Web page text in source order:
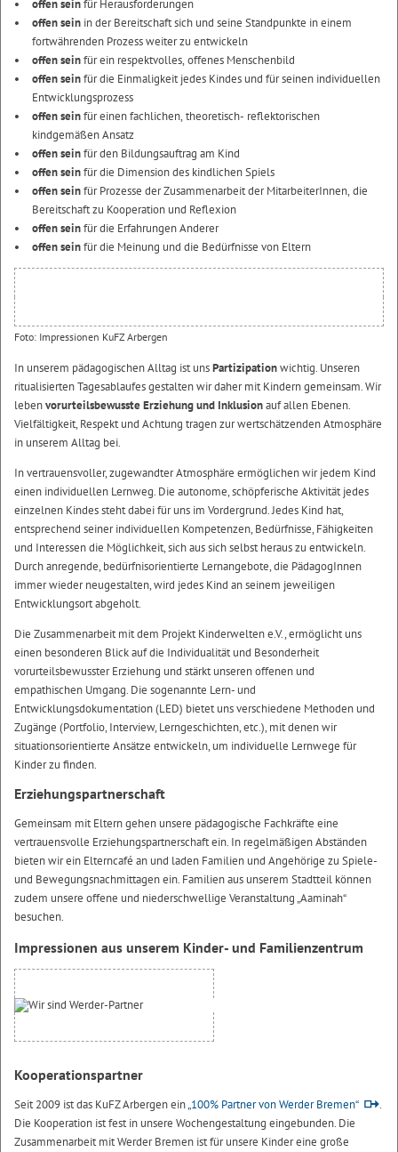
offen seinfür Herausforderungen
offen sein in der Bereitschaft sich und seine Standpunkte in einem
fortwährenden Prozess weiter zu entwickeln
offen seinfür ein respektvolles, offenes Menschenbild
offen seinfür die Einmaligkeit jedes Kindes und für seinen individuellen
Entwicklungsprozess
offen seinfür einen fachlichen, theoretisch- reflektorischen
kindgemäßen Ansatz
offen seinfür den Bildungsauftrag am Kind
offen seinfür die Dimension des kindlichen Spiels
offen seinfür Prozesse der Zusammenarbeit der MitarbeiterInnen, die
Bereitschaft zu Kooperation und Reflexion
offen seinfür die Erfahrungen Anderer
offen seinfür die Meinung und die Bedürfnisse von Eltern
Foto: Impressionen KuFZ Arbergen
In unserem pädagogischen Alltag ist unsPartizipationwichtig. Unseren
ritualisierten Tagesablaufes gestalten wir daher mit Kindern gemeinsam. Wir
lebenvorurteilsbewusste Erziehung und Inklusionauf allen Ebenen.
Vielfältigkeit, Respekt und Achtung tragen zur wertschätzenden Atmosphäre
in unserem Alltag bei.
In vertrauensvoller, zugewandter Atmosphäre ermöglichen wir jedem Kind
einen individuellen Lernweg. Die autonome, schöpferische Aktivität jedes
einzelnen Kindes steht dabei für uns im Vordergrund. Jedes Kind hat,
entsprechend seiner individuellen Kompetenzen, Bedürfnisse, Fähigkeiten
und Interessen die Möglichkeit, sich aus sich selbst heraus zu entwickeln.
Durch anregende, bedürfnisorientierte Lernangebote, die PädagogInnen
immer wieder neugestalten, wird jedes Kind an seinem jeweiligen
Entwicklungsort abgeholt.
Die Zusammenarbeit mit dem Projekt Kinderwelten e.V., ermöglicht uns
einen besonderen Blick auf die Individualität und Besonderheit
vorurteilsbewusster Erziehung und stärkt unseren offenen und
empathischen Umgang. Die sogenannte Lern- und
Entwicklungsdokumentation (LED) bietet uns verschiedene Methoden und
Zugänge (Portfolio, Interview, Lerngeschichten, etc.), mit denen wir
situationsorientierte Ansätze entwickeln, um individuelle Lernwege für
Kinder zu finden.
Erziehungspartnerschaft
Gemeinsam mit Eltern gehen unsere pädagogische Fachkräfte eine
vertrauensvolle Erziehungspartnerschaft ein. In regelmäßigen Abständen
bieten wir ein Elterncafé an und laden Familien und Angehörige zu Spiele-
und Bewegungsnachmittagen ein. Familien aus unserem Stadtteil können
zudem unsere offene und niederschwellige Veranstaltung „Aaminah“
besuchen.
Impressionen aus unserem Kinder- und Familienzentrum
Kooperationspartner
Seit 2009 ist das KuFZ Arbergen ein„100% Partner von Werder Bremen“
.
Die Kooperation ist fest in unsere Wochengestaltung eingebunden. Die
Zusammenarbeit mit Werder Bremen ist für unsere Kinder eine große